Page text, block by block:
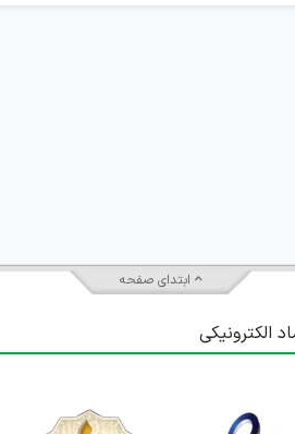
ابتدای صفحه
الکترونیکی